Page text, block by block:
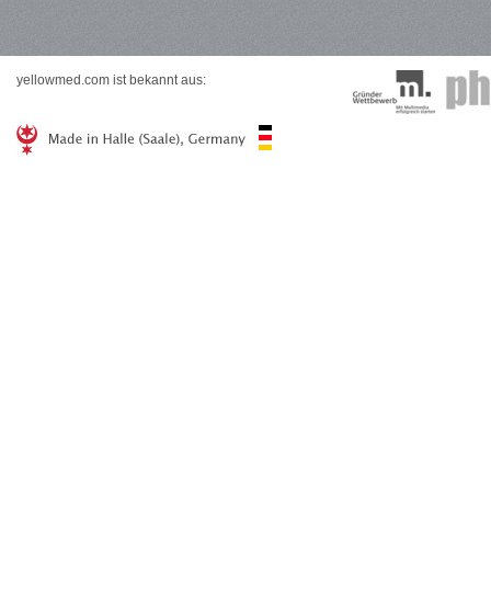
yellowmed.com ist bekannt aus: